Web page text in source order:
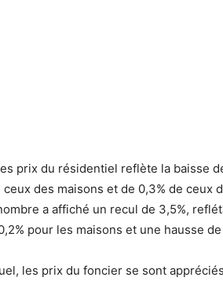
prix du résidentiel reflète la baisse
ceux des maisons et de 0,3% de ceux
a affiché un recul de 3,5%,
pour les maisons et une hausse
les prix du foncier se sont